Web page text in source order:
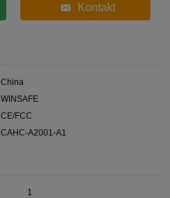
Kontakt
China
WINSAFE
CE/FCC
CAHC-A2001-A1
1